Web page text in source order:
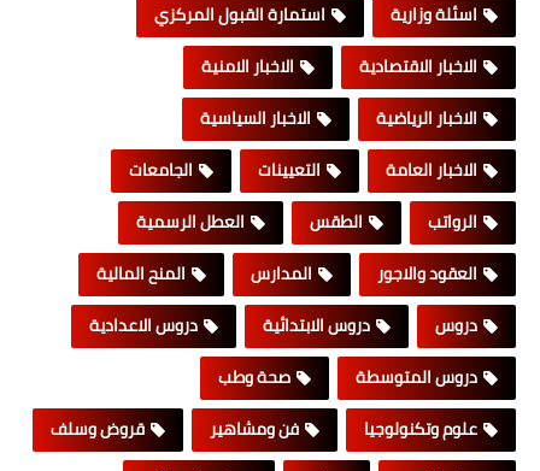
اسئلة وزارية
استمارة القبول المركزي
الاخبار الاقتصادية
الاخبار الامنية
الاخبار الرياضية
الاخبار السياسية
الاخبار العامة
التعيينات
الجامعات
الرواتب
الطقس
العطل الرسمية
العقود والاجور
المدارس
المنح المالية
دروس
دروس الابتدائية
دروس الاعدادية
دروس المتوسطة
صحة وطب
علوم وتكنولوجيا
فن ومشاهير
قروض وسلف